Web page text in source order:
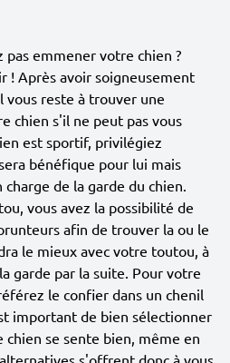
emmener votre chien ?
! Après avoir soigneusement
reste à trouver une
chien s'il ne peut pas vous
est sportif, privilégiez
bénéfique pour lui mais
de la garde du chien.
vous avez la possibilité de
afin de trouver la ou le
le mieux avec votre toutou, à
garde par la suite. Pour votre
le confier dans un chenil
important de bien sélectionner
se sente bien, même en
s'offrent donc à vous